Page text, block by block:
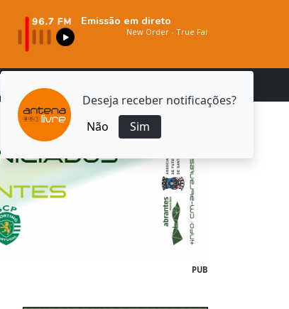
Deseja receber notificações?
Não
Sim
Emissão em direto
PUB